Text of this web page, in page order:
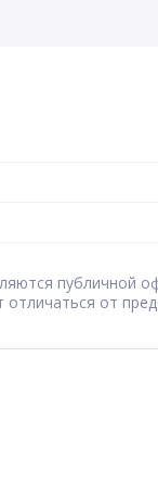
публичной
от